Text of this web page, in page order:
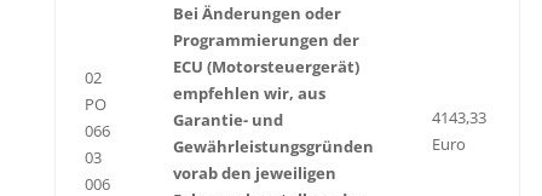
02
PO
066
03
006
Bei Änderungen oder
Programmierungen der
ECU (Motorsteuergerät)
empfehlen wir, aus
Garantie- und
Gewährleistungsgründen
vorab den jeweiligen
4143,33
Euro